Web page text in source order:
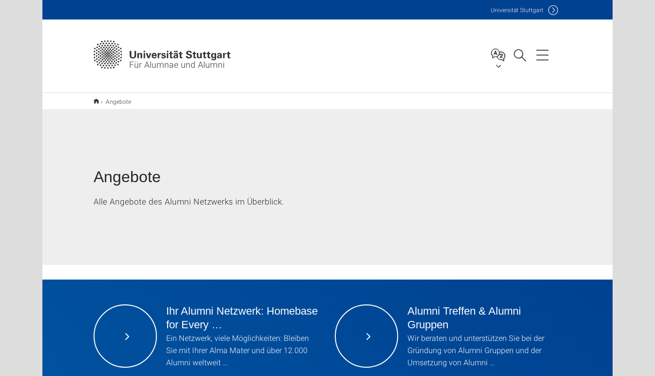
Für Alumnae und Alumni
Universität Stuttgart
Angebote
Angebote
Alle Angebote des Alumni Netzwerks im Überblick.
Ihr Alumni Netzwerk: Homebase
for Every …
Ein Netzwerk, viele Möglichkeiten: Bleiben
Sie mit Ihrer Alma Mater und über 12.000
Alumni weltweit …
Alumni Treffen & Alumni
Gruppen
Wir beraten und unterstützen Sie bei der
Gründung von Alumni Gruppen und der
Umsetzung von Alumni …